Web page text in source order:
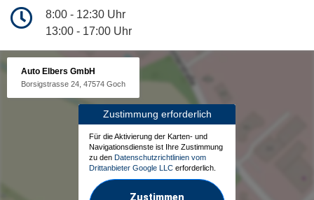
8:00 - 12:30 Uhr
13:00 - 17:00 Uhr
Auto Elbers GmbH
Borsigstrasse 24, 47574 Goch
Zustimmung erforderlich
Für die Aktivierung der Karten- und
Navigationsdienste ist Ihre Zustimmung
zu den Datenschutzrichtlinien vom
Drittanbieter Google LLC erforderlich.
Zustimmen